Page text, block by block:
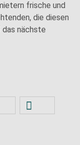
frische und
die diesen
das nächste